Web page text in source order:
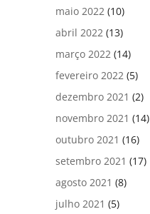
maio 2022 (10)
abril 2022 (13)
março 2022 (14)
fevereiro 2022 (5)
dezembro 2021 (2)
novembro 2021 (14)
outubro 2021 (16)
setembro 2021 (17)
agosto 2021 (8)
julho 2021 (5)